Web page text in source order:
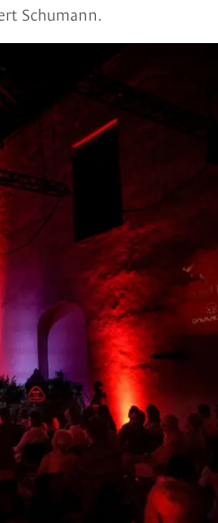
Schumann.